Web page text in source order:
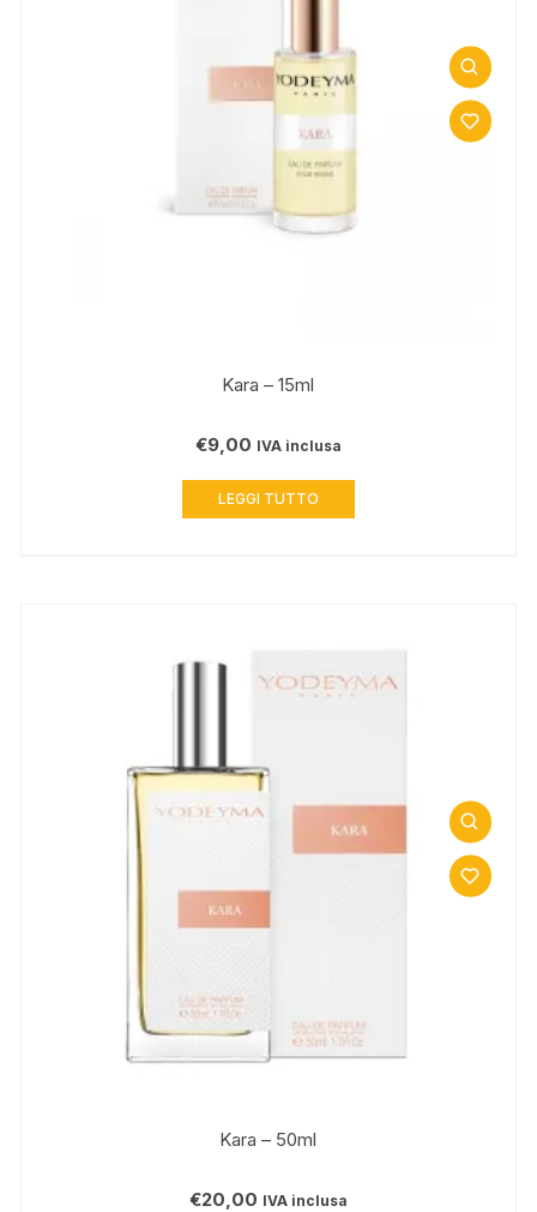
Kara – 15ml
€9,00 IVA inclusa
LEGGI TUTTO
Kara – 50ml
€20,00 IVA inclusa